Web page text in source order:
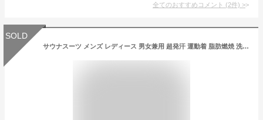
全てのおすすめコメント (2件) >
SOLD
サウナスーツ メンズ レディース 男女兼用 超発汗 運動着 脂肪燃焼 洗える おしゃれ ダイエットウェア ストレッチ ダイエット 新陳代謝 洗濯可 上下セット